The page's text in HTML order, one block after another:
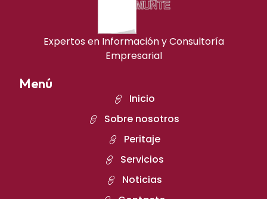
Expertos en Información y Consultoría
Empresarial
Menú
Inicio
Sobre nosotros
Peritaje
Servicios
Noticias